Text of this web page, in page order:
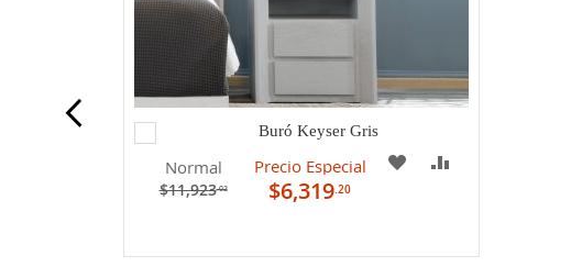
Buró Keyser Gris
Normal
$11,923.02
Precio Especial
$6,319.20
carrito